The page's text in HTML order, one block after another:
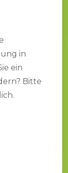
in
ein
Bitte